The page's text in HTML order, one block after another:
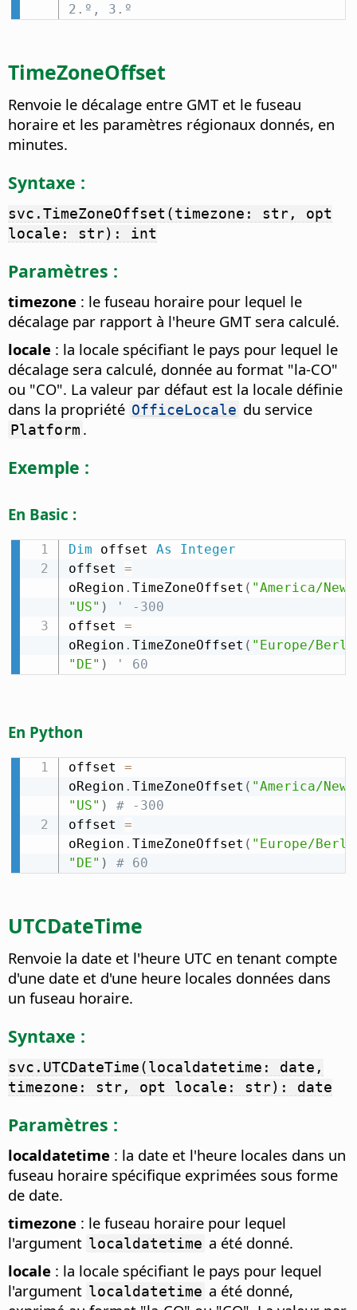
2.º, 3.º
TimeZoneOffset
Renvoie le décalage entre GMT et le fuseau
horaire et les paramètres régionaux donnés, en
minutes.
Syntaxe :
svc.TimeZoneOffset(timezone: str, opt
locale: str): int
Paramètres :
timezone : le fuseau horaire pour lequel le
décalage par rapport à l'heure GMT sera calculé.
locale : la locale spécifiant le pays pour lequel le
décalage sera calculé, donnée au format "la-CO"
ou "CO". La valeur par défaut est la locale définie
dans la propriété OfficeLocale du service
Platform .
Exemple :
En Basic :
Dim offset As
Integer
offset =
oRegion . TimeZoneOffset ( "America/
"US" )
' -300
offset =
oRegion . TimeZoneOffset ( "Europe/
"DE" ) ' 60
En Python
offset =
oRegion . TimeZoneOffset ( "America/
"US" )
# -300
offset =
oRegion . TimeZoneOffset ( "Europe/
"DE" ) # 60
UTCDateTime
Renvoie la date et l'heure UTC en tenant compte
d'une date et d'une heure locales données dans
un fuseau horaire.
Syntaxe :
svc.UTCDateTime(localdatetime: date,
timezone: str, opt locale: str): date
Paramètres :
localdatetime : la date et l'heure locales dans un
fuseau horaire spécifique exprimées sous forme
de date.
timezone : le fuseau horaire pour lequel
l'argument localdatetime a été donné.
locale : la locale spécifiant le pays pour lequel
l'argument localdatetime a été donné,